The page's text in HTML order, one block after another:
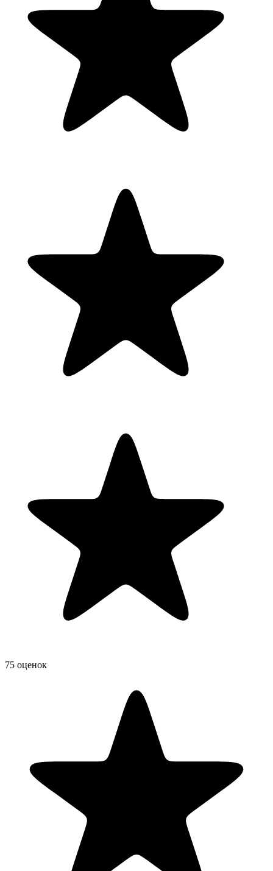
75 оценок